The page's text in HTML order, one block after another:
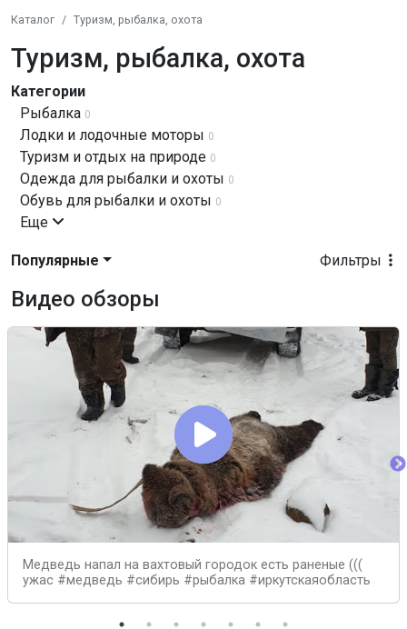
Каталог Туризм, рыбалка, охота
Туризм, рыбалка, охота
Категории
Рыбалка 0
Лодки и лодочные моторы 0
Туризм и отдых на природе 0
Одежда для рыбалки и охоты 0
Обувь для рыбалки и охоты 0
Еще
Фильтры
Популярные
Видео обзоры
Медведь напал на вахтовый городок есть раненые (((
ужас #медведь #сибирь #рыбалка #иркутскаяобласть